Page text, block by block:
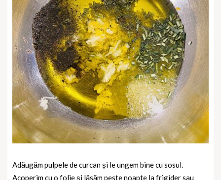
Adăugăm pulpele de curcan și le ungem bine cu sosul.
Acoperim cu o folie și lăsăm peste noapte la frigider sau